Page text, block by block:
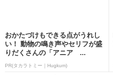
おかたづけもできる点がうれし
い！ 動物の鳴き声やセリフが盛
りだくさんの「アニア ...
PR(タカラトミー｜Hugkum)